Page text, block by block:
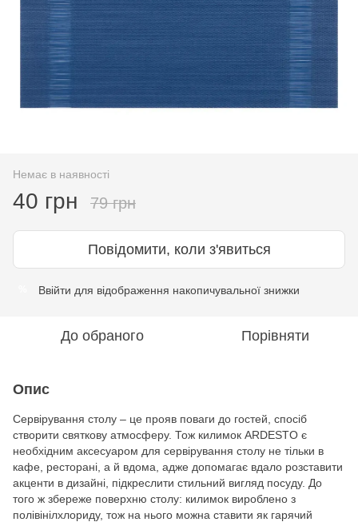
Немає в наявності
40 грн 79 грн
Повідомити, коли з'явиться
Ввійти для відображення накопичувальної знижки
До обраного Порівняти
Опис
Сервірування столу – це прояв поваги до гостей, спосіб
створити святкову атмосферу. Тож килимок ARDESTO є
необхідним аксесуаром для сервірування столу не тільки в
кафе, ресторані, а й вдома, адже допомагає вдало розставити
акценти в дизайні, підкреслити стильний вигляд посуду. До
того ж збереже поверхню столу: килимок вироблено з
полівінілхлориду, тож на нього можна ставити як гарячий